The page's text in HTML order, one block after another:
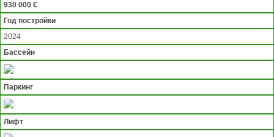
930 000 €
Год постройки
2024
Бассейн
Паркинг
Лифт